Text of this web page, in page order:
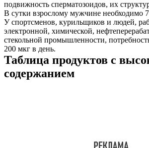
подвижность сперматозоидов, их
В сутки взрослому мужчине необходимо
У спортсменов, курильщиков и людей,
электронной, химической,
стекольной промышленности,
200 мкг в день.
Таблица продуктов с
содержанием